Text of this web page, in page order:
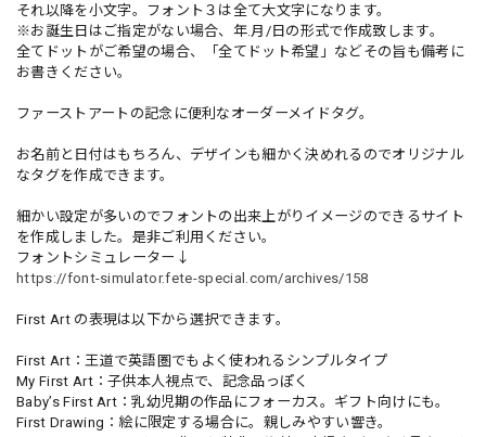
それ以降を小文字。フォント３は全て大文字になります。
※お誕生日はご指定がない場合、年.月/日の形式で作成致します。
全てドットがご希望の場合、「全てドット希望」などその旨も備考に
お書きください。
ファーストアートの記念に便利なオーダーメイドタグ。
お名前と日付はもちろん、デザインも細かく決めれるのでオリジナル
なタグを作成できます。
細かい設定が多いのでフォントの出来上がりイメージのできるサイト
を作成しました。是非ご利用ください。
フォントシミュレーター↓
https://font-simulator.fete-special.com/archives/158
First Art の表現は以下から選択できます。
First Art：王道で英語圏でもよく使われるシンプルタイプ
My First Art：子供本人視点で、記念品っぽく
Baby’s First Art：乳幼児期の作品にフォーカス。ギフト向けにも。
First Drawing：絵に限定する場合に。親しみやすい響き。